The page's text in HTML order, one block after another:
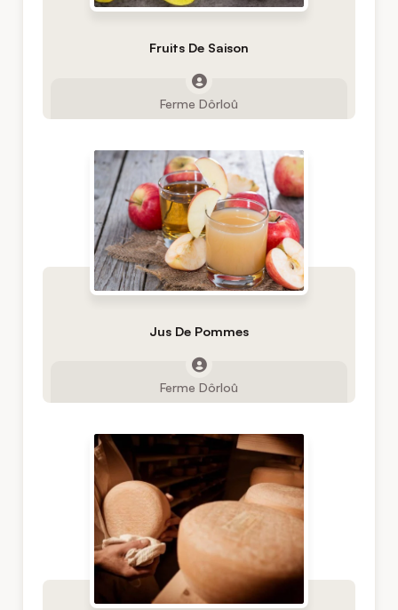
Fruits De Saison
Ferme Dôrloû
Jus De Pommes
Ferme Dôrloû